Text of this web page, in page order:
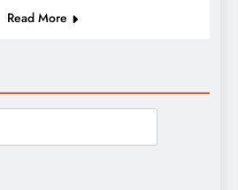
Read More